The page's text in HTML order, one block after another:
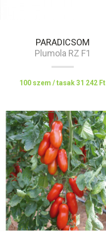
PARADICSOM
Plumola RZ F1
100 szem / tasak31 242 Ft